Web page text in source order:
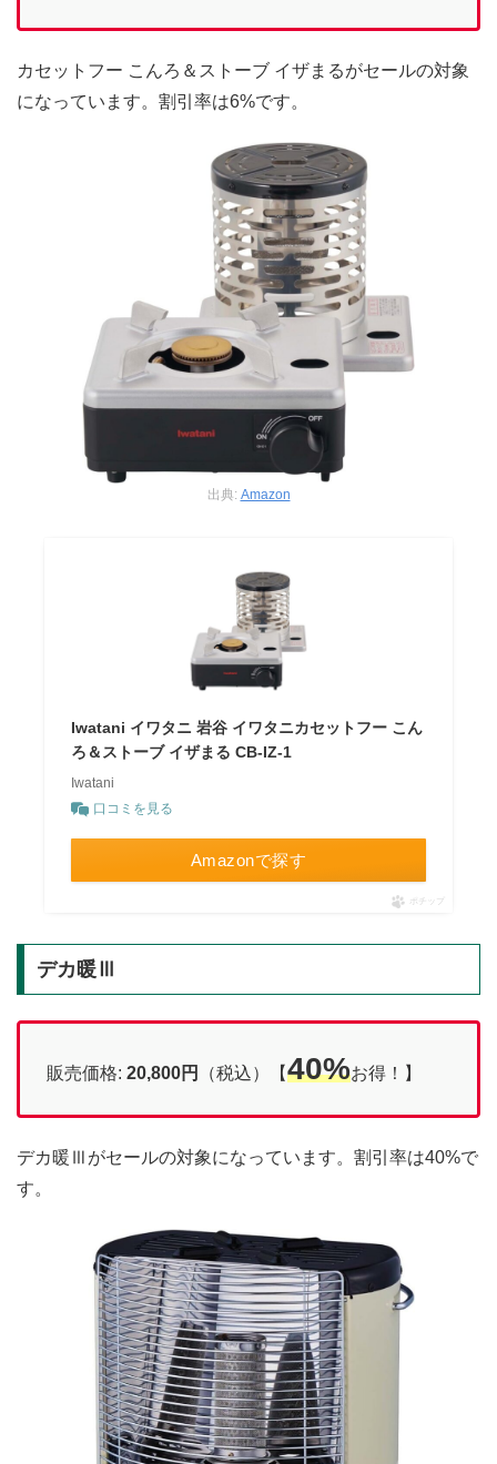
カセットフー こんろ＆ストーブ イザまるがセールの対象
になっています。割引率は6%です。
出典: Amazon
Iwatani イワタニ 岩谷 イワタニカセットフー こん
ろ＆ストーブ イザまる CB-IZ-1
Iwatani
口コミを見る
Amazonで探す
ポチップ
デカ暖Ⅲ
販売価格: 20,800円 （税込）【40%お得！】
デカ暖Ⅲがセールの対象になっています。割引率は40%で
す。